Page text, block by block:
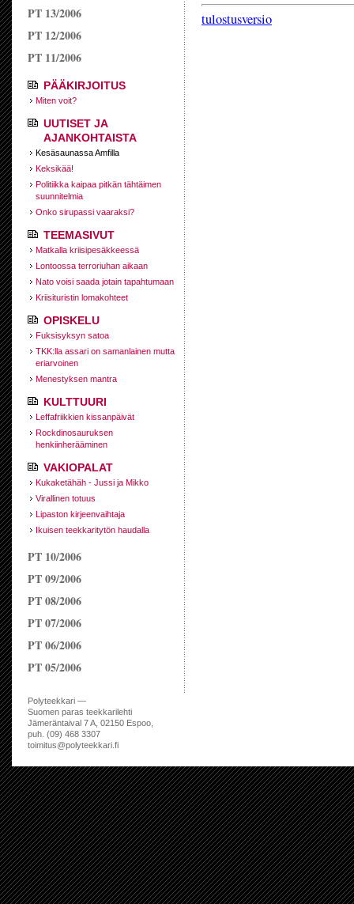
PT 13/2006
PT 12/2006
PT 11/2006
PÄÄKIRJOITUS
Miten voit?
UUTISET JA
AJANKOHTAISTA
Kesäsaunassa Amfilla
Keksikää!
Politiikka kaipaa pitkän tähtäimen
suunnitelmia
Onko sirupassi vaaraksi?
TEEMASIVUT
Matkalla kriisipesäkkeessä
Lontoossa terroriuhan aikaan
Nato voisi saada jotain tapahtumaan
Kriisituristin lomakohteet
OPISKELU
Fuksisyksyn satoa
TKK:lla assari on samanlainen mutta
eriarvoinen
Menestyksen mantra
KULTTUURI
Leffafriikkien kissanpäivät
Rockdinosauruksen
henkiinherääminen
VAKIOPALAT
Kukaketähäh - Jussi ja Mikko
Virallinen totuus
Lipaston kirjeenvaihtaja
Ikuisen teekkaritytön haudalla
PT 10/2006
PT 09/2006
PT 08/2006
PT 07/2006
PT 06/2006
PT 05/2006
tulostusversio
Polyteekkari —
Suomen paras teekkarilehti
Jämeräntaival 7 A, 02150 Espoo,
puh. (09) 468 3307
toimitus@polyteekkari.fi